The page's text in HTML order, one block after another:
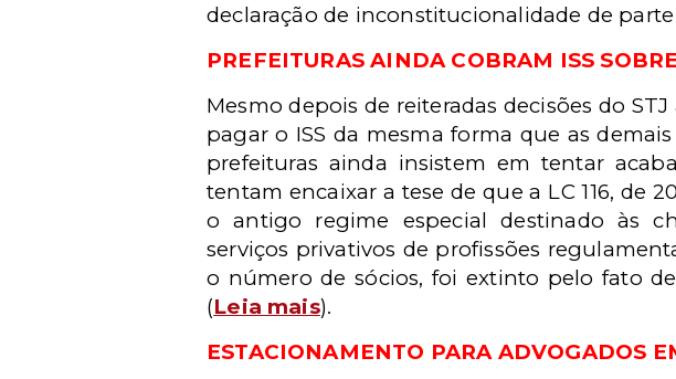
declaração de inconstitucionalidade de parte
PREFEITURAS AINDA COBRAM ISS
Mesmo depois de reiteradas decisões do
pagar o ISS da mesma forma que as
prefeituras ainda insistem em tentar
tentam encaixar a tese de que a LC 116, de
o antigo regime especial destinado às
serviços privativos de profissões
o número de sócios, foi extinto pelo fato
(Leia mais).
ESTACIONAMENTO PARA ADVOGADOS